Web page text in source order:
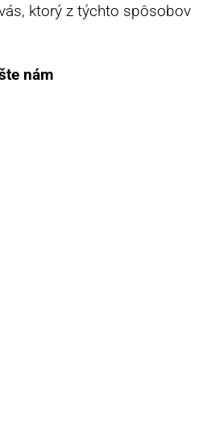
ktorý z týchto spôsobov
nám